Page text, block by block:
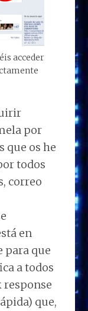
acceder
por
que os he
todos
correo
en
para que
a todos
que,